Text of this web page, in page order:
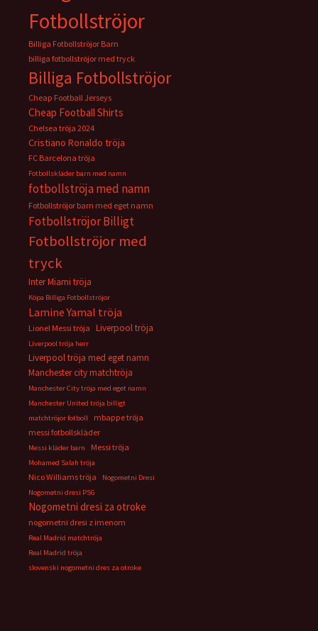
Fotbollströjor
Billiga Fotbollströjor Barn
billiga fotbollströjor med tryck
Billiga Fotbollströjor
Cheap Football Jerseys
Cheap Football Shirts
Chelsea tröja 2024
Cristiano Ronaldo tröja
FC Barcelona tröja
Fotbollskläder barn med namn
fotbollströja med namn
Fotbollströjor barn med eget namn
Fotbollströjor Billigt
Fotbollströjor med
tryck
Inter Miami tröja
Köpa Billiga Fotbollströjor
Lamine Yamal tröja
Lionel Messi tröja Liverpool tröja
Liverpool tröja herr
Liverpool tröja med eget namn
Manchester city matchtröja
Manchester City tröja med eget namn
Manchester United tröja billigt
matchtröjor fotboll
mbappe tröja
messi fotbollskläder
Messi kläder barn Messi tröja
Mohamed Salah tröja
Nico Williams tröja
Nogometni Dresi
Nogometni dresi PSG
Nogometni dresi za otroke
nogometni dresi z imenom
Real Madrid matchtröja
Real Madrid tröja
slovenski nogometni dres za otroke